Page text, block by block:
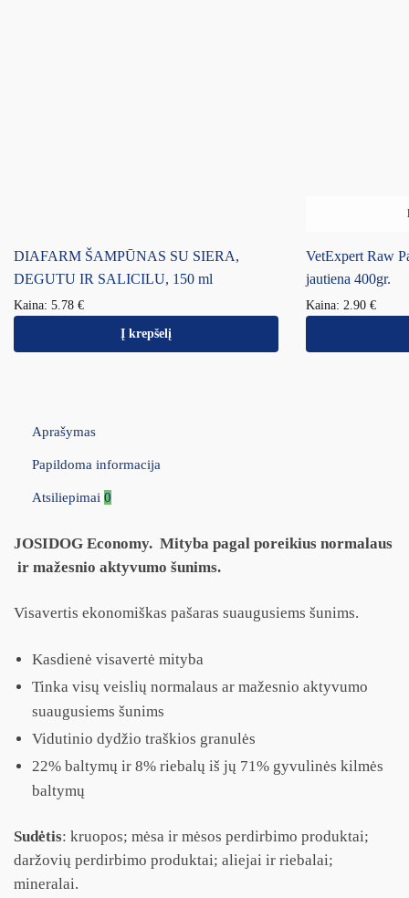
DIAFARM ŠAMPŪNAS SU SIERA,
DEGUTU IR SALICILU, 150 ml
Kaina: 5.78 €
Į krepšelį
VetExpert Raw
jautiena 400gr.
Kaina: 2.90 €
Aprašymas
Papildoma informacija
Atsiliepimai 0
JOSIDOG Economy. Mityba pagal poreikius normalaus
ir mažesnio aktyvumo šunims.
Visavertis ekonomiškas pašaras suaugusiems šunims.
Kasdienė visavertė mityba
Tinka visų veislių normalaus ar mažesnio aktyvumo
suaugusiems šunims
Vidutinio dydžio traškios granulės
22% baltymų ir 8% riebalų iš jų 71% gyvulinės kilmės
baltymų
Sudėtis: kruopos; mėsa ir mėsos perdirbimo produktai;
daržovių perdirbimo produktai; aliejai ir riebalai;
mineralai.